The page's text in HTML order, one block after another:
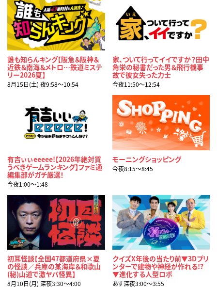
誰も知らんキング【阪急＆阪神＆
近鉄＆南海＆メトロ…鉄道ミステ
リー2026夏】
8月15日(土) 夜9:58〜10:54
家、ついて行ってイイですか？田中
角栄の秘書だった男＆飛行機事
故で彼女失った力士
今夜11:50〜12:54
有吉ぃぃeeeee!【2026年絶対買
うべきゲームランキング】ファミ通
編集部がガチ厳選！
今夜1:00〜1:48
モーニングショッピング
今夜8:15〜8:45
初耳怪談【全国47都道府県×夏
の怪談／兵庫の某海岸＆和歌山
(秘)山道で激ヤバ怪異】
8月10日(月) 深夜3:30〜4:00
クイズX年後の当たり前▼3Dプリ
ンターで建物や神経が作れる!?
▼進化する人型ロボ
あす深夜3:00〜3:55